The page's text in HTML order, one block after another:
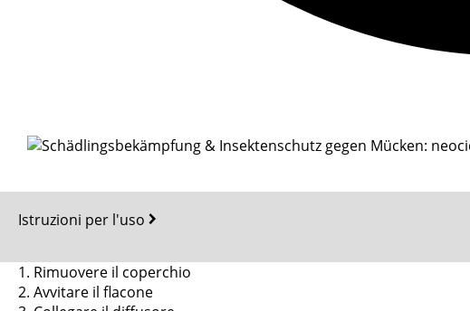
Istruzioni per l'uso
1. Rimuovere il coperchio
2. Avvitare il flacone